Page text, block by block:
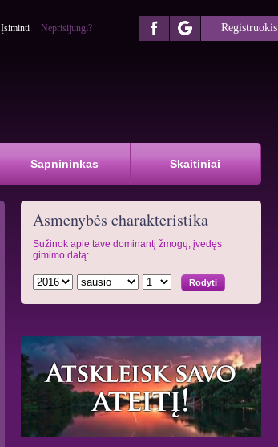
Įsiminti Neprisijungi? Registruokis
Sapnininkas Skaitiniai
Asmenybės charakteristika
Sužinok apie tave dominantį žmogų, įvedęs
gimimo datą: